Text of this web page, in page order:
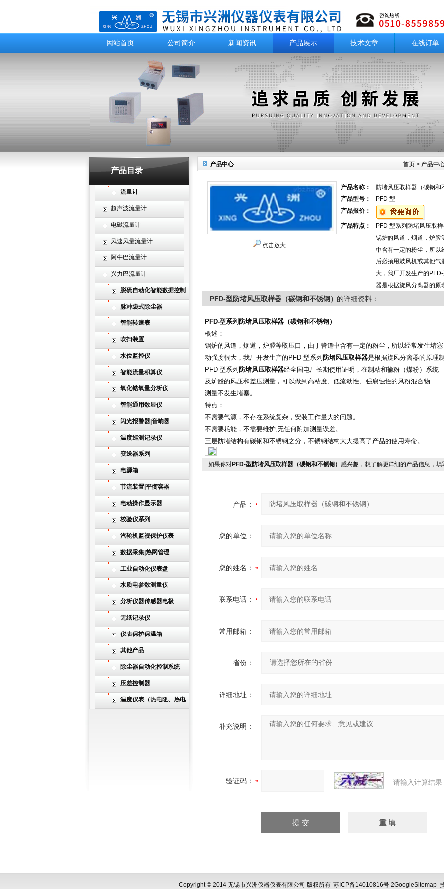
网站首页 公司简介 新闻资讯 产品展示 技术文章 在线订单
产品目录
流量计
超声波流量计
电磁流量计
风速风量流量计
阿牛巴流量计
兴力巴流量计
脱硫自动化智能数据控制
系统 脉冲袋式除尘器
智能转速表
吹扫装置
水位监控仪
智能流量积算仪
氧化锆氧量分析仪
智能通用数显仪
闪光报警器|音响器
温度巡测记录仪
变送器系列
电源箱
节流装置|平衡容器
电动操作显示器
校验仪系列
汽轮机监视保护仪表
数据采集|热网管理
工业自动化仪表盘
水质电参数测量仪
分析仪器传感器电极
无纸记录仪
仪表保护保温箱
其他产品
除尘器自动化控制系统
压差控制器
温度仪表（热电阻、热电
首页 > 产品中
产品中心
点击放大
产品名称：
防堵风压取样器（碳钢和
产品型号：
PFD-型
产品报价：
产品特点：
PFD-型系列防堵风压取样
锅炉的风道，烟道，炉膛
中含有一定的粉尘，所以
后必须用鼓风机或其他气
大，我厂开发生产的
器是根据旋风分离器的原
PFD-型防堵风压取样器（碳钢和不锈钢） 的详细资料：
PFD-型系列防堵风压取样器（碳钢和不锈钢）
概述：
锅炉的风道，烟道，炉膛等取压口，由于管道中含有一定的粉尘，所以经常发生堵
动强度很大，我厂开发生产的PFD-型系列 防堵风压取样器是根据旋风分离器的原理制
PFD-型系列 防堵风压取样器经全国电厂长期使用证明，在制粘和输粉（煤粉）系统
及炉膛的风压和差压测量，可以做到高粘度、低流动性、强腐蚀性的风粉混合物
测量不发生堵塞。
特点：
不需要气源，不存在系统复杂，安装工作量大的问题。
不需要耗能，不需要维护,无任何附加测量误差。
三层防堵结构有碳钢和不锈钢之分，不锈钢结构大大提高了产品的使用寿命。
如果你对PFD-型防堵风压取样器（碳钢和不锈钢） 感兴趣，想了解更详细的产品信息，填
产品：
您的单位：
您的姓名：
联系电话：
常用邮箱：
省份：
详细地址：
补充说明：
验证码： 请输入计算结果
Copyright © 2014 无锡市兴洲仪器仪表有限公司 版权所有 苏ICP备14010816号-2GoogleSitemap